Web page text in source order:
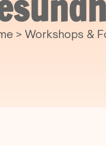
> Workshops &